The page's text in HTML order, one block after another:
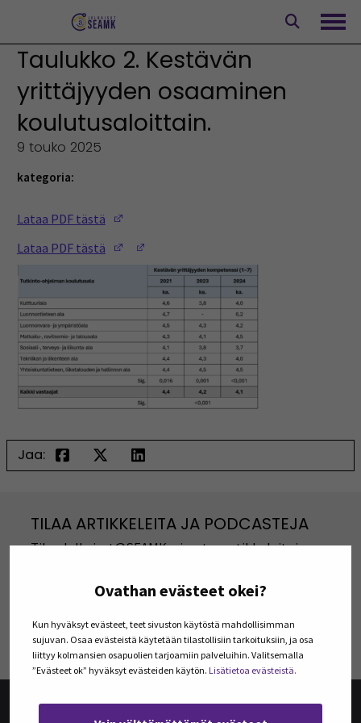
Ovathan evästeet okei?
Kun hyväksyt evästeet, teet sivuston käytöstä mahdollisimman
sujuvan. Osaa evästeistä käytetään tilastollisiin tarkoituksiin, ja osa
liittyy kolmansien osapuolien tarjoamiin palveluihin. Valitsemalla
”Evästeet ok” hyväksyt evästeiden käytön. Lisätietoa evästeistä.
Taulukko 2. Kestävän
yrittäjyyden osaaminen
koulutusaloittain.
9 touko 2025
kategoria:
Lataa PDF tästä
Lataa PDF tästä
(Opens in a new window)
Jaa:
TILAA ARTIKKELEITA JA PODCASTEJA
Tilaa Julkaisut@SEAMK -sivuston artikkeleita ja
kerran kuukaudessa.
TILAA UUTISKIRJEITÄ